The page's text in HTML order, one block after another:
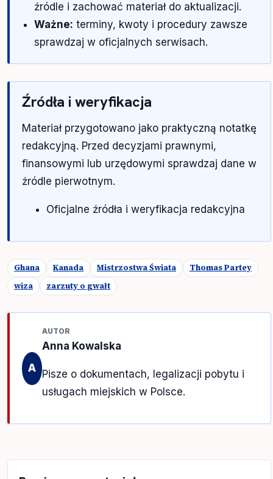
źródle i zachować materiał do aktualizacji.
Ważne: terminy, kwoty i procedury zawsze
sprawdzaj w oficjalnych serwisach.
Źródła i weryfikacja
Materiał przygotowano jako praktyczną notatkę
redakcyjną. Przed decyzjami prawnymi,
finansowymi lub urzędowymi sprawdzaj dane w
źródle pierwotnym.
Oficjalne źródła i weryfikacja redakcyjna
Ghana Kanada Mistrzostwa Świata
Thomas Partey
wiza
zarzuty o gwałt
A
AUTOR
Anna Kowalska
Pisze o dokumentach, legalizacji pobytu i
usługach miejskich w Polsce.